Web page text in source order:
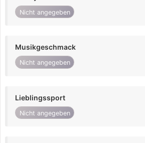
Nicht angegeben
Musikgeschmack
Nicht angegeben
Lieblingssport
Nicht angegeben